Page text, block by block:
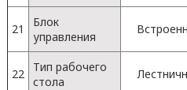
21
Блок
управления
22
Тип рабочего
стола